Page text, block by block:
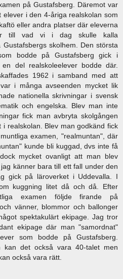
på Gustafsberg. Däremot var
elever i den 4-åriga realskolan som
eller andra platser där eleverna
till vad vi i dag skulle kalla
skolhem. Den största
bodde på Gustafsberg gick i
del realskoleelever bodde där.
1962 i samband med att
i många avseenden mycket lik
nationella skrivningar i svensk
och engelska. Blev man inte
fick man avbryta skolgången
realskolan. Blev man godkänd fick
examen, "realmuntan", där
kunde bli kuggad, dvs inte få
mycket ovanligt att man blev
känner bara till ett fall under den
gick på läroverket i Uddevalla. I
kuggning litet då och då. Efter
examen följde firande på
vänner, blommor och ballonger
spektakulärt ekipage. Jag tror
ekipage där man "samordnat"
som bodde på Gustafsberg.
kan det också vara 40-talet men
också vara rätt.